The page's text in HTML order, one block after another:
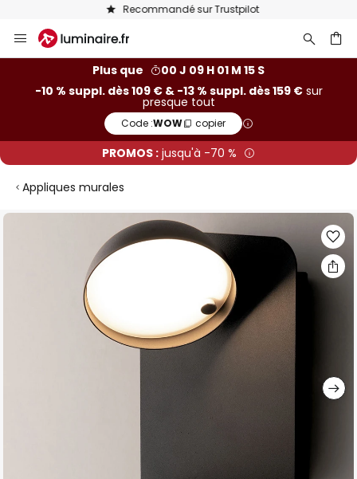
Recommandé sur Trustpilot
Allez
au
Plus que
00 J 09 H 01 M 15 S
-10 % suppl. dès 109 € & -13 % suppl. dès 159 €sur
presque tout
Code :WOW copier
PROMOS : jusqu'à -70 %
Appliques murales
Skip